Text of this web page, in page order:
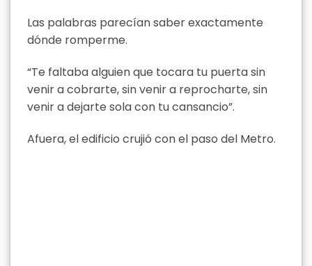
Las palabras parecían saber exactamente
dónde romperme.
“Te faltaba alguien que tocara tu puerta sin
venir a cobrarte, sin venir a reprocharte, sin
venir a dejarte sola con tu cansancio”.
Afuera, el edificio crujió con el paso del Metro.